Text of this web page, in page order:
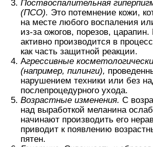
Поствоспалительная
(ПСО). Это потемнение кожи,
на месте любого воспаления
из-за ожогов, порезов,
активно производится в
как часть защитной реакции.
Агрессивные
(например, пилинги),
нарушением техники или без
послепроцедурного ухода.
Возрастные изменения. С
над выработкой меланина
начинают производить его
приводит к появлению
пятен.